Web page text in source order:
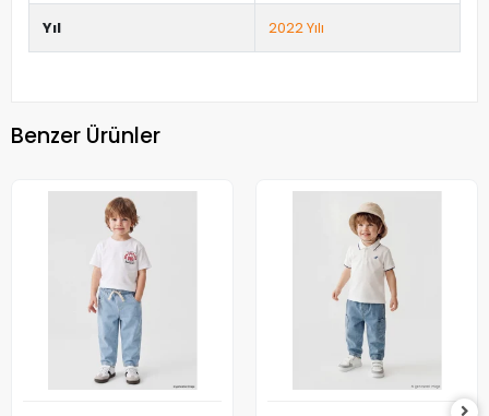
Yıl 2022 Yılı
Benzer Ürünler